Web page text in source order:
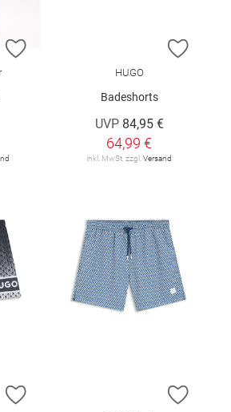
ZUR WUNSCHLISTE HINZUFÜGEN
ZUR
HUGO
Badeshorts
UVP 84,95 €
64,99 €
inkl. MwSt. zzgl. Versand
ZUR WUNSCHLISTE HINZUFÜGEN
ZUR